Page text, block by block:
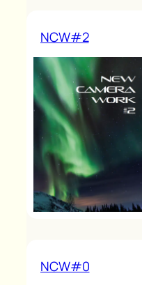
NCW#2
NCW#0